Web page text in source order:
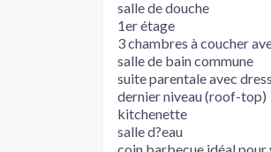
salle de douche
1er étage
3 chambres à coucher
salle de bain commune
suite parentale avec
dernier niveau (roof-top)
kitchenette
salle d?eau